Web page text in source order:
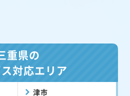
重県の
対応エリア